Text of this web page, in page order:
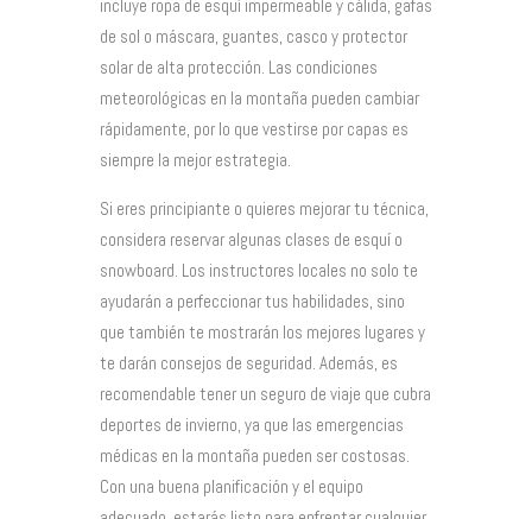
incluye ropa de esquí impermeable y cálida, gafas
de sol o máscara, guantes, casco y protector
solar de alta protección. Las condiciones
meteorológicas en la montaña pueden cambiar
rápidamente, por lo que vestirse por capas es
siempre la mejor estrategia.
Si eres principiante o quieres mejorar tu técnica,
considera reservar algunas clases de esquí o
snowboard. Los instructores locales no solo te
ayudarán a perfeccionar tus habilidades, sino
que también te mostrarán los mejores lugares y
te darán consejos de seguridad. Además, es
recomendable tener un seguro de viaje que cubra
deportes de invierno, ya que las emergencias
médicas en la montaña pueden ser costosas.
Con una buena planificación y el equipo